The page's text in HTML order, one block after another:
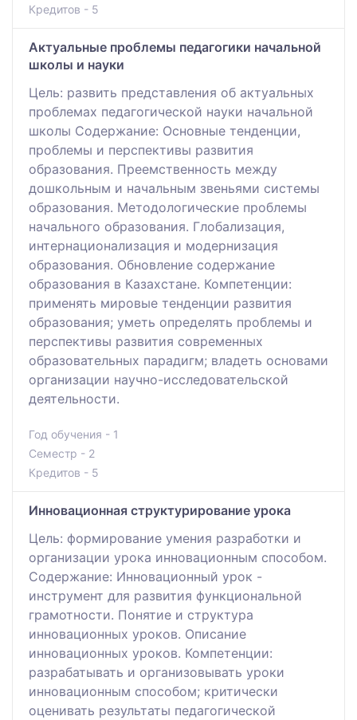
Кредитов - 5
Актуальные проблемы педагогики начальной
школы и науки
Цель: развить представления об актуальных
проблемах педагогической науки начальной
школы Содержание: Основные тенденции,
проблемы и перспективы развития
образования. Преемственность между
дошкольным и начальным звеньями системы
образования. Методологические проблемы
начального образования. Глобализация,
интернационализация и модернизация
образования. Обновление содержание
образования в Казахстане. Компетенции:
применять мировые тенденции развития
образования; уметь определять проблемы и
перспективы развития современных
образовательных парадигм; владеть основами
организации научно-исследовательской
деятельности.
Год обучения - 1
Семестр - 2
Кредитов - 5
Инновационная структурирование урока
Цель: формирование умения разработки и
организации урока инновационным способом.
Содержание: Инновационный урок -
инструмент для развития функциональной
грамотности. Понятие и структура
инновационных уроков. Описание
инновационных уроков. Компетенции:
разрабатывать и организовывать уроки
инновационным способом; критически
оценивать результаты педагогической